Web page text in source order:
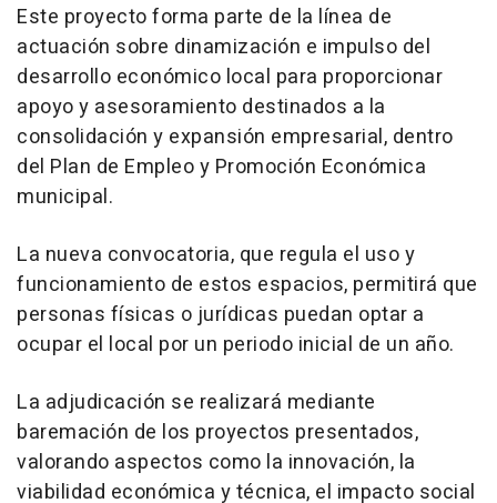
Este proyecto forma parte de la línea de
actuación sobre dinamización e impulso del
desarrollo económico local para proporcionar
apoyo y asesoramiento destinados a la
consolidación y expansión empresarial, dentro
del Plan de Empleo y Promoción Económica
municipal.
La nueva convocatoria, que regula el uso y
funcionamiento de estos espacios, permitirá que
personas físicas o jurídicas puedan optar a
ocupar el local por un periodo inicial de un año.
La adjudicación se realizará mediante
baremación de los proyectos presentados,
valorando aspectos como la innovación, la
viabilidad económica y técnica, el impacto social